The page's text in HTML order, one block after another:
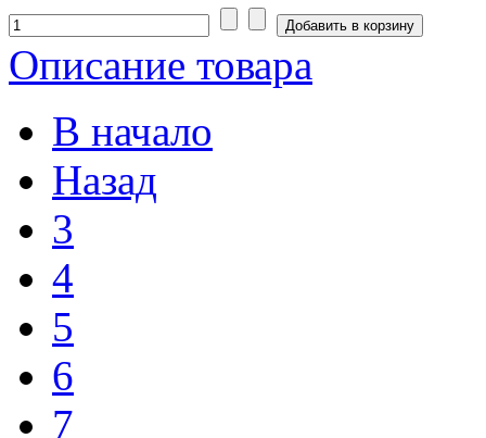
Описание товара
В начало
Назад
3
4
5
6
7